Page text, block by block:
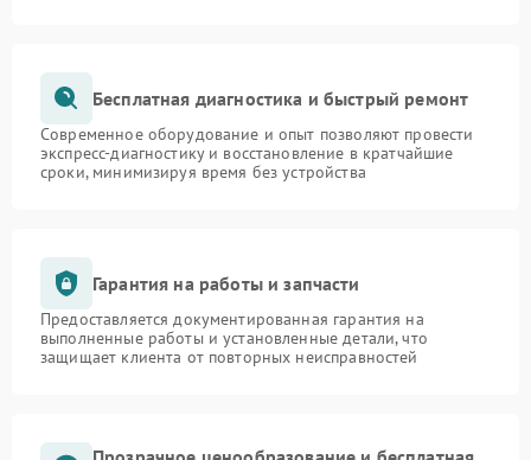
Бесплатная диагностика и быстрый ремонт
Современное оборудование и опыт позволяют провести
экспресс-диагностику и восстановление в кратчайшие
сроки, минимизируя время без устройства
Гарантия на работы и запчасти
Предоставляется документированная гарантия на
выполненные работы и установленные детали, что
защищает клиента от повторных неисправностей